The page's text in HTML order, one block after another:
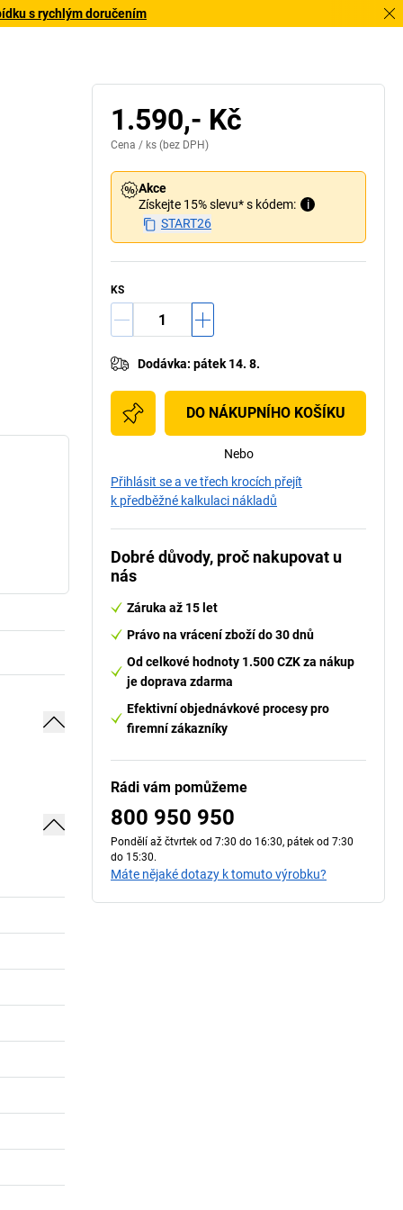
s rychlým doručením
1.590,- Kč
Cena / ks (bez DPH)
Akce
Získejte 15% slevu* s kódem:
i
START26
KS
Dodávka: pátek 14. 8.
DO NÁKUPNÍHO KOŠÍKU
Nebo
Přihlásit se a ve třech krocích přejít
k předběžné kalkulaci nákladů
Dobré důvody, proč nakupovat u
nás
Záruka až 15 let
Právo na vrácení zboží do 30 dnů
Od celkové hodnoty 1.500 CZK za nákup
je doprava zdarma
Efektivní objednávkové procesy pro
firemní zákazníky
Rádi vám pomůžeme
800 950 950
Pondělí až čtvrtek od 7:30 do 16:30, pátek od 7:30
do 15:30.
Máte nějaké dotazy k tomuto výrobku?